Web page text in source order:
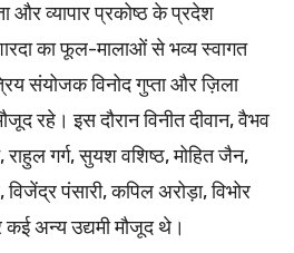
और व्यापार प्रकोष्ठ के प्रदेश
का फूल-मालाओं से भव्य स्वागत
संयोजक विनोद गुप्ता और ज़िला
रहे। इस दौरान विनीत दीवान, वैभव
गर्ग, सुयश वशिष्ठ, मोहित जैन,
पंसारी, कपिल अरोड़ा, विभोर
अन्य उद्यमी मौजूद थे।